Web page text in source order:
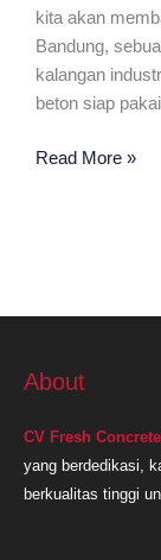
kita akan
Bandung,
kalangan
beton siap
Ready
Read More »
About
CV Fresh Concrete
yang berdedikasi,
berkualitas tinggi